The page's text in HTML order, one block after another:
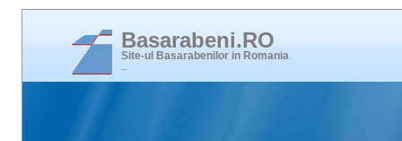
Basarabeni.RO
Site-ul Basarabenilor in Romania